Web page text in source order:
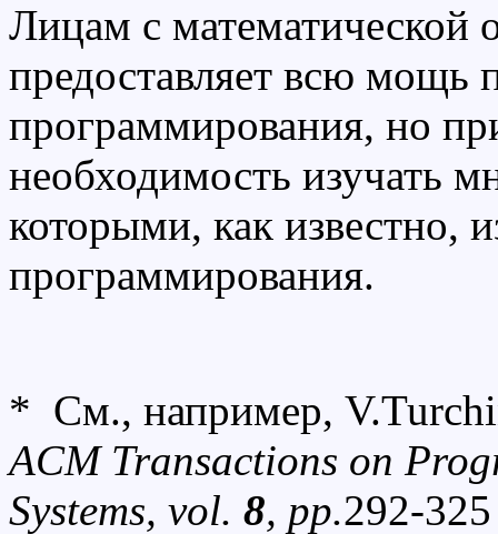
Лицам с
предоставляет всю мощь
программирования, но
необходимость изучать
которыми, как известно,
программирования.
* См., например,
ACM Transactions on
Systems, vol. 8, pp.292-325